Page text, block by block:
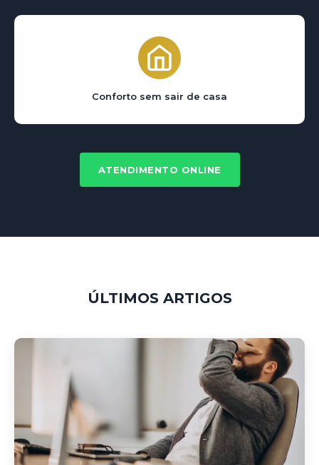
Conforto sem sair de casa
ATENDIMENTO ONLINE
ÚLTIMOS ARTIGOS